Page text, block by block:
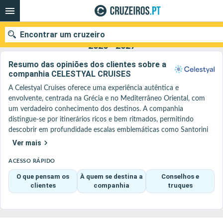
Celestyal Cruises : As nossas ofertas de cruzeiros
2026 - 2027
Resumo das opiniões dos clientes sobre a
companhia CELESTYAL CRUISES
A Celestyal Cruises oferece uma experiência autêntica e
envolvente, centrada na Grécia e no Mediterrâneo Oriental, com
um verdadeiro conhecimento dos destinos. A companhia
distingue-se por itinerários ricos e bem ritmados, permitindo
descobrir em profundidade escalas emblemáticas como Santorini
(aldeias no alto e pores-do-sol), Mykonos (ruelas animadas,
imperdível).
A bordo de navios de dimensões humanas, como o Celestyal
Journey ou o Celestyal Discovery, o ambiente é acolhedor e
caloroso, com uma forte identidade grega tanto no acolhimento
Ver mais
ACESSO RÁPIDO
O que pensam os
clientes
À quem se destina a
companhia
Conselhos e
truques
Encontrar um cruzeiro
Quando ir?
Data de partida